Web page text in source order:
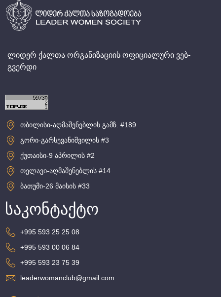
ლიდერ ქალთა ორგანიზაციის ოფიციალური ვებ-
გვერდი
თბილისი-აღმაშენებლის გამზ. #189
გორი-გარსევანიშვილის #3
ქუთაისი-9 აპრილის #2
თელავი-აღმაშენებლის #14
ბათუმი-26 მაისის #33
საკონტაქტო
+995 593 25 25 08
+995 593 00 06 84
+995 593 23 75 39
leaderwomanclub@gmail.com